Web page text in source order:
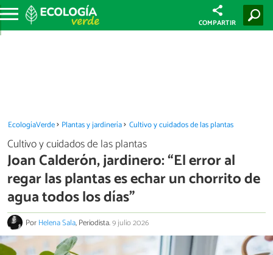
COMPARTIR
EcologíaVerde Plantas y jardinería Cultivo y cuidados de las plantas
Cultivo y cuidados de las plantas
Joan Calderón, jardinero: “El error al
regar las plantas es echar un chorrito de
agua todos los días”
PorHelena Sala, Periodista.9 julio 2026